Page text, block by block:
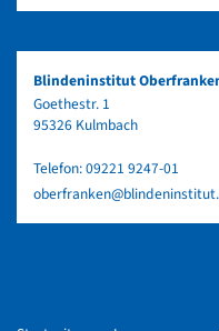
Blindeninstitut
Goethestr. 1
95326 Kulmbach
Telefon:09221 9247-01